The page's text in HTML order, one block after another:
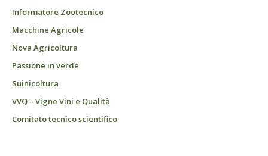
Informatore Zootecnico
Macchine Agricole
Nova Agricoltura
Passione in verde
Suinicoltura
VVQ – Vigne Vini e Qualità
Comitato tecnico scientifico